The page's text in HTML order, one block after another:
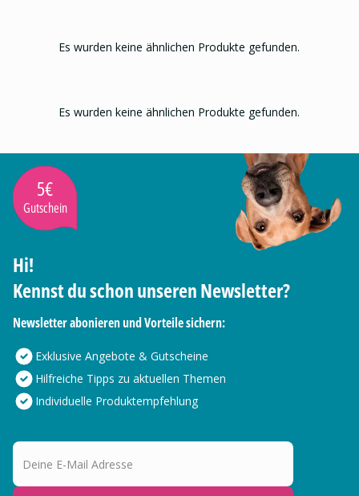
Es wurden keine ähnlichen Produkte gefunden.
Es wurden keine ähnlichen Produkte gefunden.
5€
Gutschein
Hi!
Kennst du schon unseren Newsletter?
Newsletter abonieren und Vorteile sichern:
Exklusive Angebote & Gutscheine
Hilfreiche Tipps zu aktuellen Themen
Individuelle Produktempfehlung
Deine E-Mail Adresse